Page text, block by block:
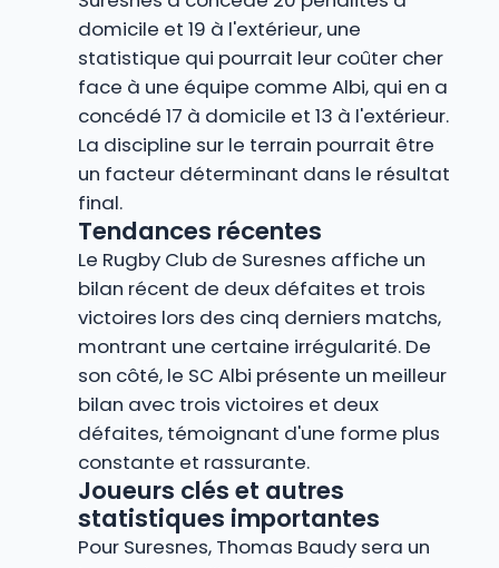
domicile et 19 à l'extérieur, une
statistique qui pourrait leur coûter cher
face à une équipe comme Albi, qui en a
concédé 17 à domicile et 13 à l'extérieur.
La discipline sur le terrain pourrait être
un facteur déterminant dans le résultat
final.
Tendances récentes
Le Rugby Club de Suresnes affiche un
bilan récent de deux défaites et trois
victoires lors des cinq derniers matchs,
montrant une certaine irrégularité. De
son côté, le SC Albi présente un meilleur
bilan avec trois victoires et deux
défaites, témoignant d'une forme plus
constante et rassurante.
Joueurs clés et autres
statistiques importantes
Pour Suresnes, Thomas Baudy sera un